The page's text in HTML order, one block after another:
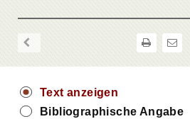
Text anzeigen
Bibliographische Angabe